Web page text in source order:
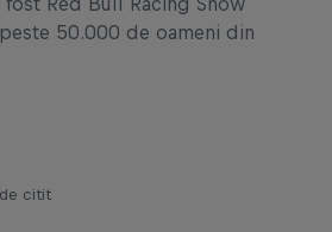
50.000 de oameni din
citit